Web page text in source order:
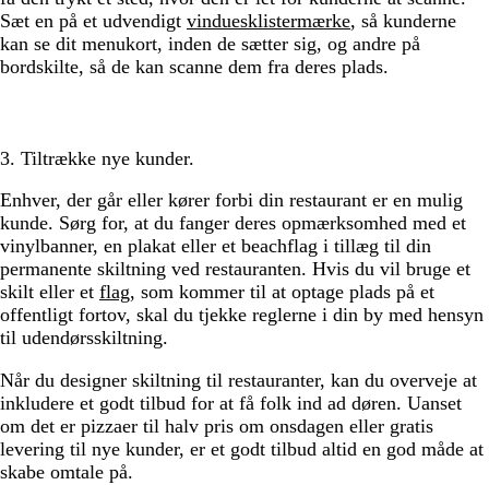
Sæt en på et udvendigt vinduesklistermærke, så kunderne
kan se dit menukort, inden de sætter sig, og andre på
bordskilte, så de kan scanne dem fra deres plads.
3. Tiltrække nye kunder.
Enhver, der går eller kører forbi din restaurant er en mulig
kunde. Sørg for, at du fanger deres opmærksomhed med et
vinylbanner, en plakat eller et beachflag i tillæg til din
permanente skiltning ved restauranten. Hvis du vil bruge et
skilt eller et flag, som kommer til at optage plads på et
offentligt fortov, skal du tjekke reglerne i din by med hensyn
til udendørsskiltning.
Når du designer skiltning til restauranter, kan du overveje at
inkludere et godt tilbud for at få folk ind ad døren. Uanset
om det er pizzaer til halv pris om onsdagen eller gratis
levering til nye kunder, er et godt tilbud altid en god måde at
skabe omtale på.